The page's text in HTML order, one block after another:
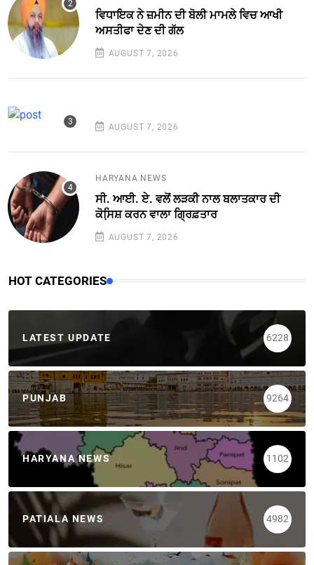
ਵਿਧਾਇਕ ਨੇ ਜ਼ਮੀਨ ਦੀ ਬੋਲੀ ਮਾਮਲੇ ਵਿਚ ਆਖੀ
ਅਸਤੀਫਾ ਦੇਣ ਦੀ ਗੱਲ
AUGUST 7, 2026
AUGUST 7, 2026
HARYANA NEWS
ਸੀ. ਆਈ. ਏ. ਵਲੋਂ ਲੜਕੀ ਨਾਲ ਬਲਾਤਕਾਰ ਦੀ
ਕੋਸਿ਼ਸ਼ ਕਰਨ ਵਾਲਾ ਗ੍ਰਿਫ਼ਤਾਰ
AUGUST 7, 2026
HOT CATEGORIES
LATEST UPDATE 6228
PUNJAB 9264
HARYANA NEWS 1102
PATIALA NEWS 4982